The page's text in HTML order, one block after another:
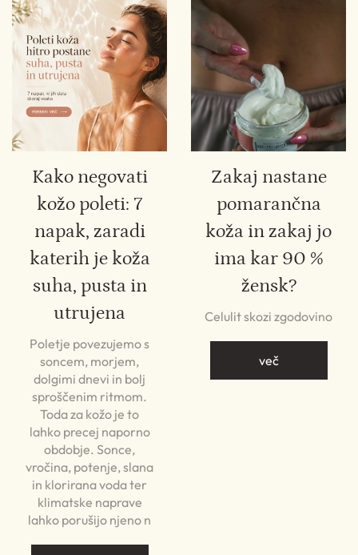
Kako negovati
kožo poleti: 7
napak, zaradi
katerih je koža
suha, pusta in
utrujena
Poletje povezujemo s
soncem, morjem,
dolgimi dnevi in bolj
sproščenim ritmom.
Toda za kožo je to
lahko precej naporno
obdobje. Sonce,
vročina, potenje, slana
in klorirana voda ter
klimatske naprave
lahko porušijo njeno n
Zakaj nastane
pomarančna
koža in zakaj jo
ima kar 90 %
žensk?
Celulit skozi zgodovino
več